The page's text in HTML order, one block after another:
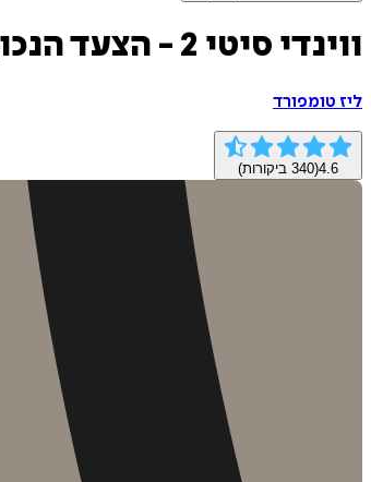
ווינדי סיטי 2 - הצעד הנכון
ליז טומפורד
4.6
(
340 ביקורות)